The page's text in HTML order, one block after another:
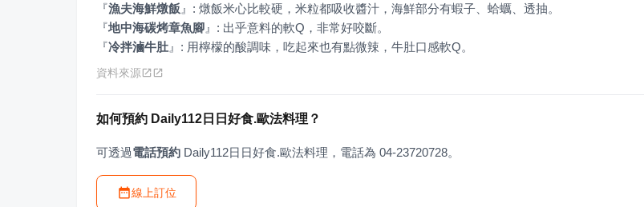
『漁夫海鮮燉飯 』
『地中海碳烤章魚腳 』
『冷拌滷牛肚 』 : 用檸檬的酸調味，吃起來也有點微辣，牛肚口感軟Q。
資料來源
如何預約 Daily112日日好食.歐法料理？
可透過電話預約 Daily112日日好食.歐法料理，電話為 04-23720728。
線上訂位